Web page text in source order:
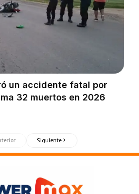
un accidente fatal por
32 muertos en 2026
Siguiente